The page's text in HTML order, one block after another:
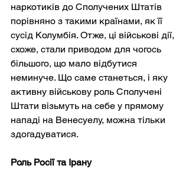
наркотиків до Сполучених Штатів
порівняно з такими країнами, як її
сусід Колумбія. Отже, ці військові дії,
схоже, стали приводом для чогось
більшого, що мало відбутися
неминуче. Що саме станеться, і яку
активну військову роль Сполучені
Штати візьмуть на себе у прямому
нападі на Венесуелу, можна тільки
здогадуватися.
Роль Росії та Ірану